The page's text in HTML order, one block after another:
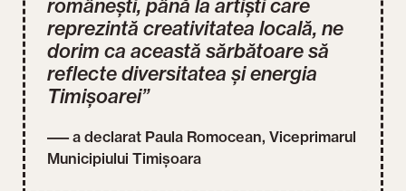
românești, până la artiști care
reprezintă creativitatea locală, ne
dorim ca această sărbătoare să
reflecte diversitatea și energia
Timișoarei”
––– a declarat Paula Romocean, Viceprimarul
Municipiului Timișoara